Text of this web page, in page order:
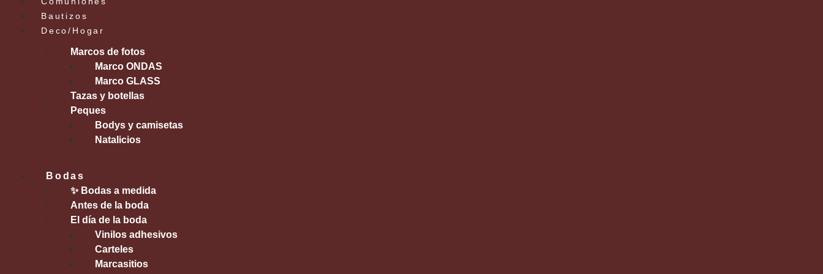
Bautizos
Deco/Hogar
Marcos de fotos
Marco ONDAS
Marco GLASS
Tazas y botellas
Peques
Bodys y camisetas
Natalicios
Bodas
✨ Bodas a medida
Antes de la boda
El día de la boda
Vinilos adhesivos
Carteles
Marcasitios